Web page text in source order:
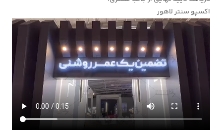
اکسپو سنتر لاهور